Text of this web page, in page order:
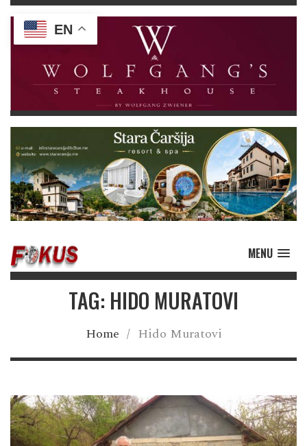
MENU
TAG: HIDO MURATOVI
Home / Hido Muratovi
EN